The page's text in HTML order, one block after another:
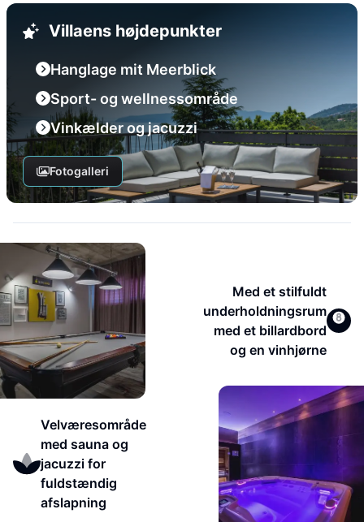
Villaens højdepunkter
Hanglage mit Meerblick
Sport- og wellnessområde
Vinkælder og jacuzzi
Fotogalleri
Med et stilfuldt
underholdningsrum
med et billardbord
og en vinhjørne
Velværesområde
med sauna og
jacuzzi for
fuldstændig
afslapning